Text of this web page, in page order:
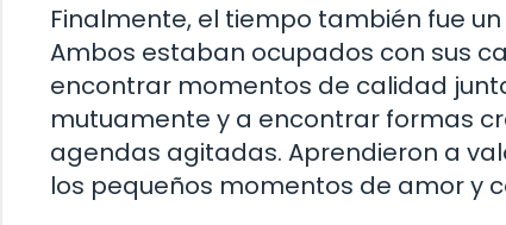
Finalmente, el tiempo también fue
Ambos estaban ocupados con sus
encontrar momentos de calidad
mutuamente y a encontrar formas
agendas agitadas. Aprendieron a
los pequeños momentos de amor y